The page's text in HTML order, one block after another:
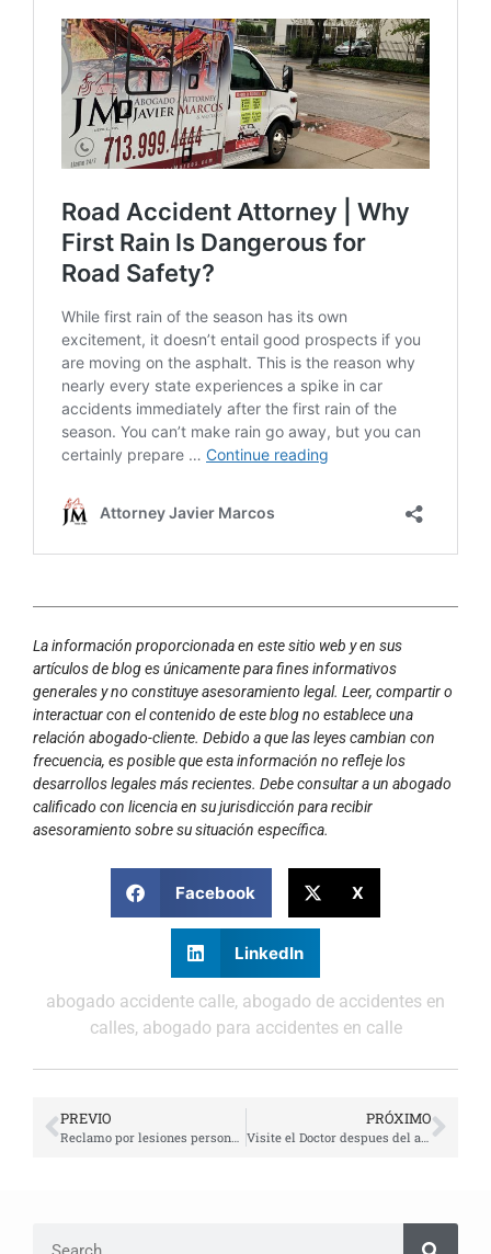
La información proporcionada en este sitio web y en sus
artículos de blog es únicamente para fines informativos
generales y no constituye asesoramiento legal. Leer, compartir o
interactuar con el contenido de este blog no establece una
relación abogado-cliente. Debido a que las leyes cambian con
frecuencia, es posible que esta información no refleje los
desarrollos legales más recientes. Debe consultar a un abogado
calificado con licencia en su jurisdicción para recibir
asesoramiento sobre su situación específica.
Facebook X
LinkedIn
abogado accidente calle, abogado de accidentes en
calles, abogado para accidentes en calle
PREVIO
Reclamo por lesiones personales | El trabajo de un abogado de accidente de coche
PRÓXIMO
Visite el Doctor despues del accidente de coche | Abogado Javier Marcos